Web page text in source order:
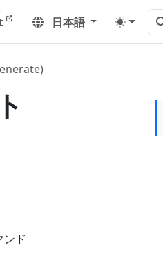
日本語
ド